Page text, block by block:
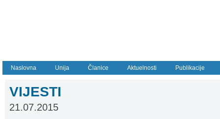
Naslovna Unija Članice Aktuelnosti Publikacije
VIJESTI
21.07.2015